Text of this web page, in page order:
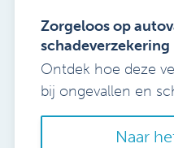
Zorgeloos op
Ontdek hoe deze
bij ongevallen en
Naar